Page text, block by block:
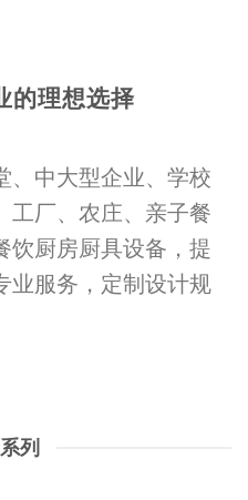
的理想选择
、中大型企业、学校
工厂、农庄、亲子餐
饮厨房厨具设备，提
业服务，定制设计规
列